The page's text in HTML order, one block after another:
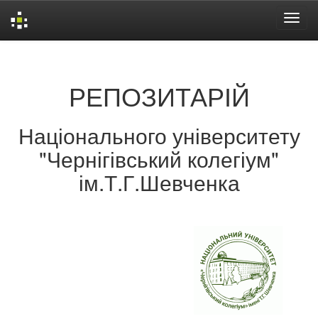
РЕПОЗИТАРІЙ
Національного університету
"Чернігівський колегіум"
ім.Т.Г.Шевченка